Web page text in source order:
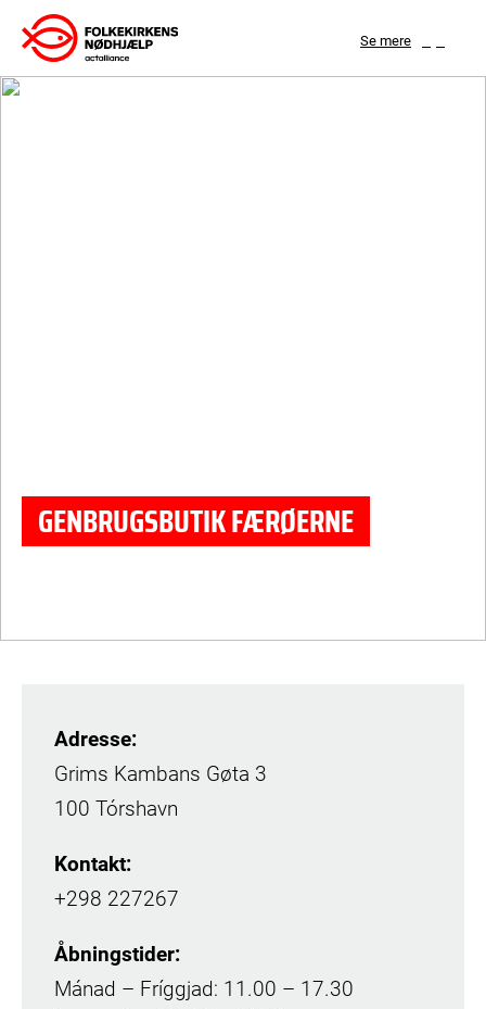
Gå
til
indhold
Se mere
GENBRUGSBUTIK FÆRØERNE
Adresse:
Grims Kambans Gøta 3
100 Tórshavn
Kontakt:
+298 227267
Åbningstider:
Mánad – Fríggjad: 11.00 – 17.30